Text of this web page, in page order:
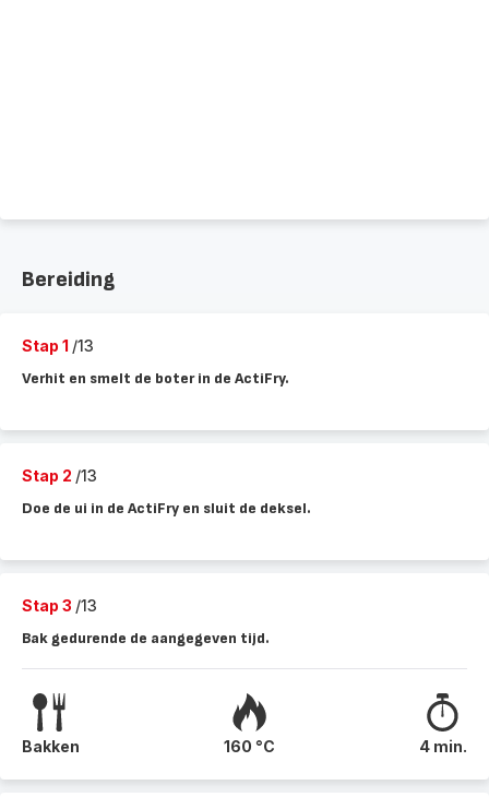
Bereiding
Stap 1 /13
Verhit en smelt de boter in de ActiFry.
Stap 2 /13
Doe de ui in de ActiFry en sluit de deksel.
Stap 3 /13
Bak gedurende de aangegeven tijd.
Bakken 160 °C 4 min.